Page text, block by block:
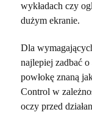
wykładach czy
dużym ekranie.
Dla
najlepiej zadbać
powłokę znaną
Control w
oczy przed